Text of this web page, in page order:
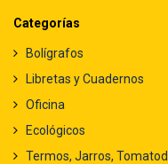
Categorías
Bolígrafos
Libretas y Cuadernos
Oficina
Ecológicos
Termos, Jarros,